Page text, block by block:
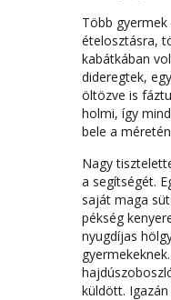
Több
ételosztásra,
kabátkában
dideregtek,
öltözve is
holmi, így
bele a
Nagy
a segítségét.
saját maga
pékség
nyugdíjas
küldött.